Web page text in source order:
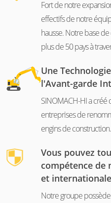
Fort de notre
effectifs de notre
hausse. Notre base
plus de 50 pays à
Une
l'Avant-garde
SINOMACH-HI a créé
entreprises de
engins de construction.
Vous pouvez
compétence de
et
Notre groupe